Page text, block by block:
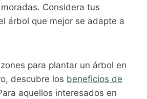
Considera tus
árbol que mejor se adapte a
para plantar un árbol en
descubre los beneficios de
aquellos interesados en